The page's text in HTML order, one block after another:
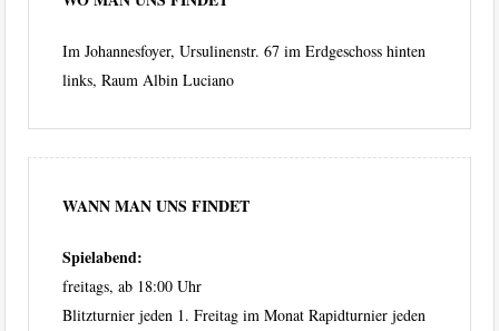
Im Johannesfoyer, Ursulinenstr. 67 im Erdgeschoss hinten
links, Raum Albin Luciano
WANN MAN UNS FINDET
Spielabend:
freitags, ab 18:00 Uhr
Blitzturnier jeden 1. Freitag im Monat Rapidturnier jeden